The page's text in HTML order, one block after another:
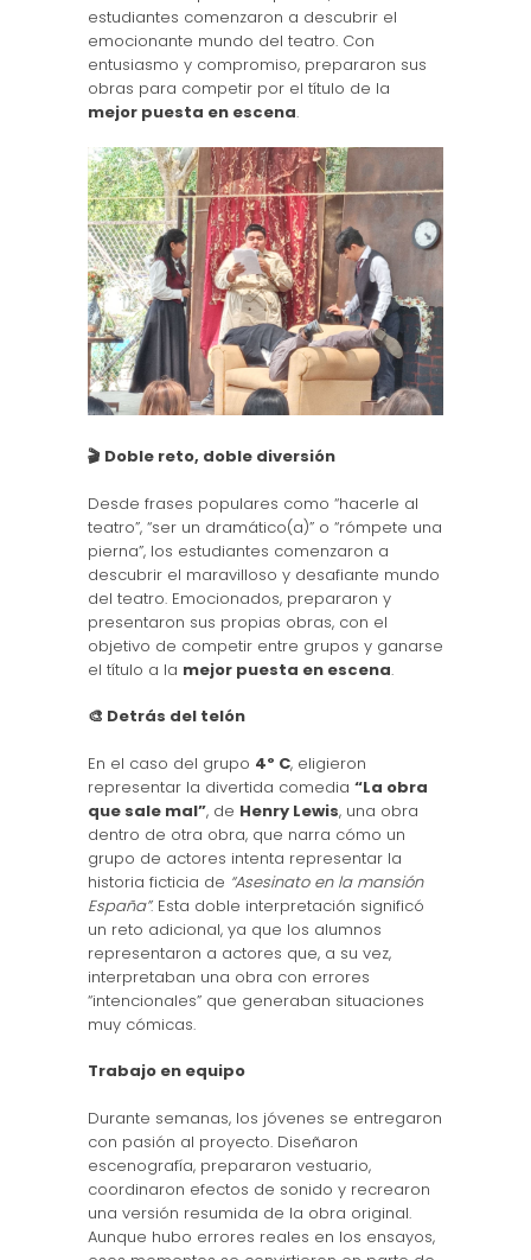
estudiantes comenzaron a descubrir el
emocionante mundo del teatro. Con
entusiasmo y compromiso, prepararon sus
obras para competir por el título de la
mejor puesta en escena.
🎬 Doble reto, doble diversión
Desde frases populares como “hacerle al
teatro”, “ser un dramático(a)” o “rómpete una
pierna”, los estudiantes comenzaron a
descubrir el maravilloso y desafiante mundo
del teatro. Emocionados, prepararon y
presentaron sus propias obras, con el
objetivo de competir entre grupos y ganarse
el título a la mejor puesta en escena.
🎨 Detrás del telón
En el caso del grupo 4º C, eligieron
representar la divertida comedia “La obra
que sale mal”, de Henry Lewis, una obra
dentro de otra obra, que narra cómo un
grupo de actores intenta representar la
historia ficticia de “Asesinato en la mansión
España”. Esta doble interpretación significó
un reto adicional, ya que los alumnos
representaron a actores que, a su vez,
interpretaban una obra con errores
“intencionales” que generaban situaciones
muy cómicas.
Trabajo en equipo
Durante semanas, los jóvenes se entregaron
con pasión al proyecto. Diseñaron
escenografía, prepararon vestuario,
coordinaron efectos de sonido y recrearon
una versión resumida de la obra original.
Aunque hubo errores reales en los ensayos,